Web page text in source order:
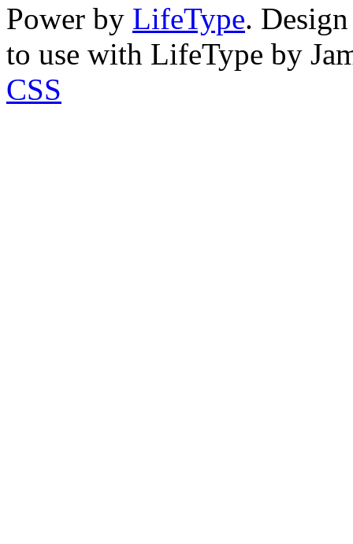
Power by LifeType.
to use with LifeType by
CSS